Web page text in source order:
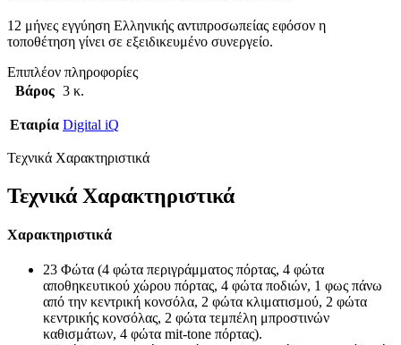
12 μήνες εγγύηση Ελληνικής αντιπροσωπείας εφόσον η
τοποθέτηση γίνει σε εξειδικευμένο συνεργείο.
Επιπλέον πληροφορίες
Βάρος 3 κ.
Εταιρία Digital iQ
Τεχνικά Χαρακτηριστικά
Τεχνικά Χαρακτηριστικά
Χαρακτηριστικά
23 Φώτα (4 φώτα περιγράμματος πόρτας, 4 φώτα
αποθηκευτικού χώρου πόρτας, 4 φώτα ποδιών, 1 φως πάνω
από την κεντρική κονσόλα, 2 φώτα κλιματισμού, 2 φώτα
κεντρικής κονσόλας, 2 φώτα τεμπέλη μπροστινών
καθισμάτων, 4 φώτα mit-tone πόρτας).